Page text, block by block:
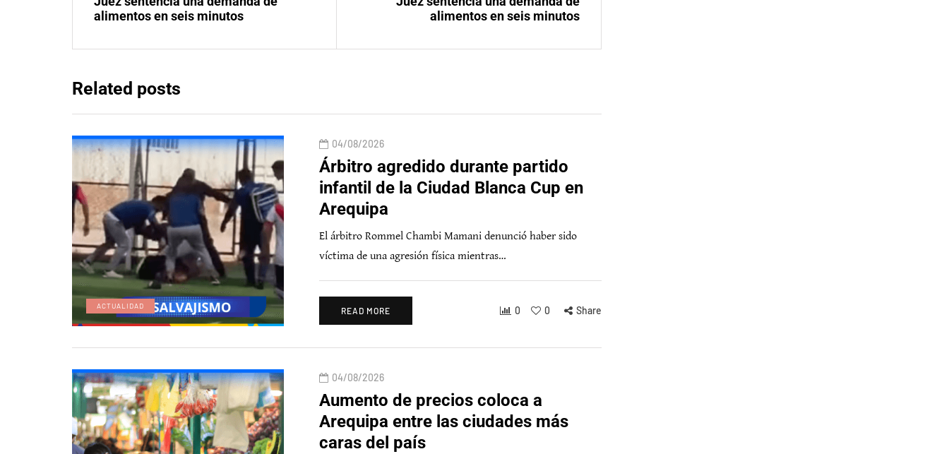
alimentos en seis minutos
alimentos en seis minutos
Related posts
ACTUALIDAD
04/08/2026
Árbitro agredido durante partido
infantil de la Ciudad Blanca Cup en
Arequipa
El árbitro Rommel Chambi Mamani denunció haber sido
víctima de una agresión física mientras…
READ MORE 0 0 Share
04/08/2026
Aumento de precios coloca a
Arequipa entre las ciudades más
caras del país